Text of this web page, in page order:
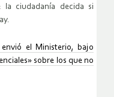
ciudadanía decida si
el Ministerio, bajo
sobre los que no